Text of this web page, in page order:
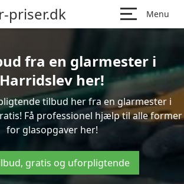
priser.dk Menu
fra en glarmester i
Harridslev her!
tilbud her fra en glarmester i
Få professionel hjælp til alle former
for glasopgaver her!
gratis og uforpligtende